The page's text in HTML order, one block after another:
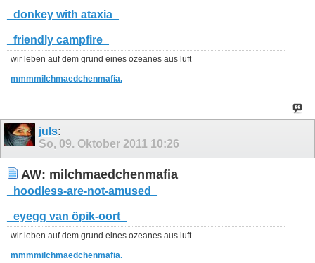
_donkey with ataxia_
_friendly campfire_
wir leben auf dem grund eines ozeanes aus luft
mmmmilchmaedchenmafia.
juls:
So, 09. Oktober 2011 10:26
AW: milchmaedchenmafia
_hoodless-are-not-amused_
_eyegg van öpik-oort_
wir leben auf dem grund eines ozeanes aus luft
mmmmilchmaedchenmafia.